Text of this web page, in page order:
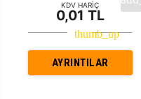
KDV HARİÇ
0,01 TL
AYRINTILAR